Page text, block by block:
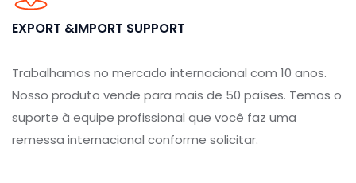
EXPORT &IMPORT SUPPORT
Trabalhamos no mercado internacional com 10 anos.
Nosso produto vende para mais de 50 países. Temos o
suporte à equipe profissional que você faz uma
remessa internacional conforme solicitar.